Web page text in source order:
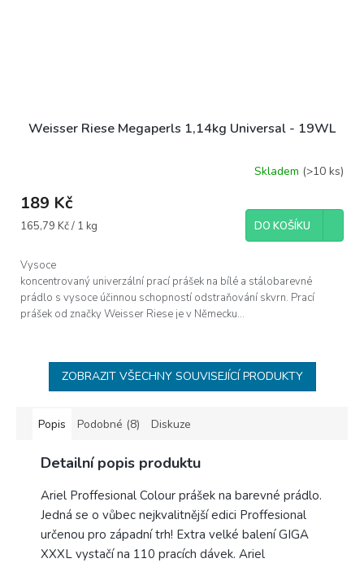
Weisser Riese Megaperls 1,14kg Universal - 19WL
Skladem (>10 ks)
189 Kč
Měrná
165,79 Kč / 1 kg DO KOŠÍKU
Vysoce
koncentrovaný univerzální prací prášek na bílé a stálobarevné
prádlo s vysoce účinnou schopností odstraňování skvrn. Prací
prášek od značky Weisser Riese je v Německu...
ZOBRAZIT VŠECHNY SOUVISEJÍCÍ PRODUKTY
Popis Podobné (8) Diskuze
Detailní popis produktu
Ariel Proffesional Colour prášek na barevné prádlo.
Jedná se o vůbec nejkvalitnější edici Proffesional
určenou pro západní trh! Extra velké balení GIGA
XXXL vystačí na 110 pracích dávek. Ariel